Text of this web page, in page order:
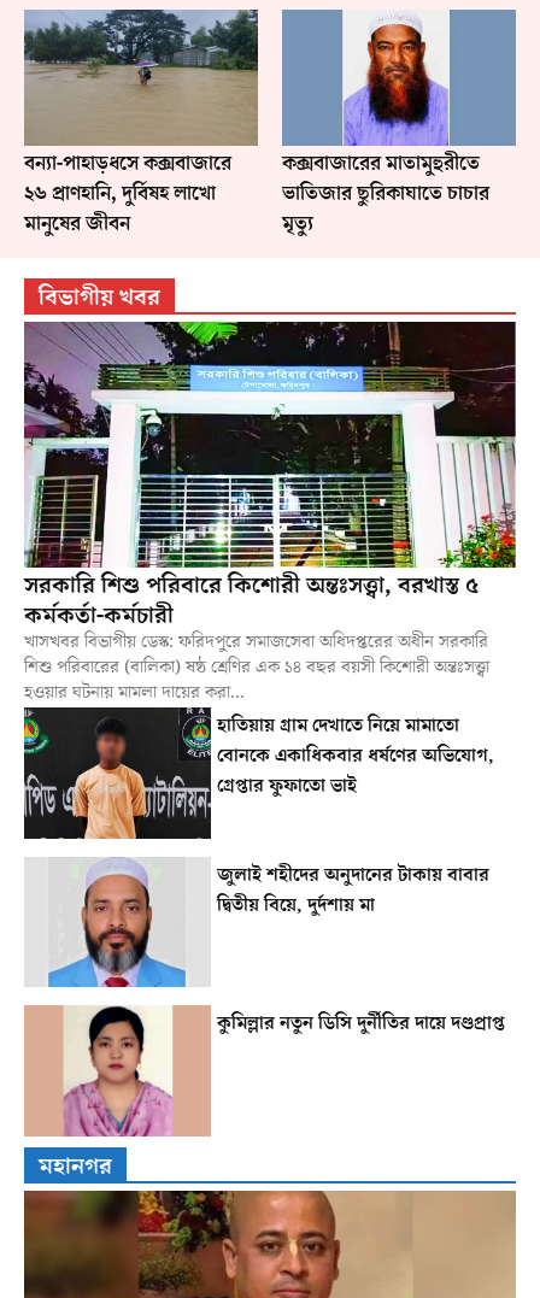
বন্যা-পাহাড়ধসে কক্সবাজারে
২৬ প্রাণহানি, দুর্বিষহ লাখো
মানুষের জীবন
কক্সবাজারের মাতামুহুরীতে
ভাতিজার ছুরিকাঘাতে চাচার
মৃত্যু
বিভাগীয় খবর
সরকারি শিশু পরিবারে কিশোরী অন্তঃসত্ত্বা, বরখাস্ত ৫
কর্মকর্তা-কর্মচারী
খাসখবর বিভাগীয় ডেস্ক: ফরিদপুরে সমাজসেবা অধিদপ্তরের অধীন সরকারি
শিশু পরিবারের (বালিকা) ষষ্ঠ শ্রেণির এক ১৪ বছর বয়সী কিশোরী অন্তঃসত্ত্বা
হওয়ার ঘটনায় মামলা দায়ের করা...
হাতিয়ায় গ্রাম দেখাতে নিয়ে মামাতো
বোনকে একাধিকবার ধর্ষণের অভিযোগ,
গ্রেপ্তার ফুফাতো ভাই
জুলাই শহীদের অনুদানের টাকায় বাবার
দ্বিতীয় বিয়ে, দুর্দশায় মা
কুমিল্লার নতুন ডিসি দুর্নীতির দায়ে দণ্ডপ্রাপ্ত
মহানগর